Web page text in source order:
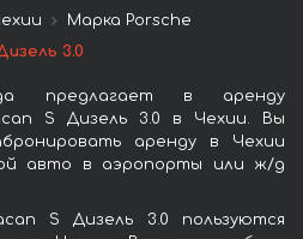
Марка Porsche
3.0
предлагает в аренду
S Дизель 3.0 в Чехии. Вы
аренду в Чехии
авто в аэропорты или ж/д
S Дизель 3.0 пользуются